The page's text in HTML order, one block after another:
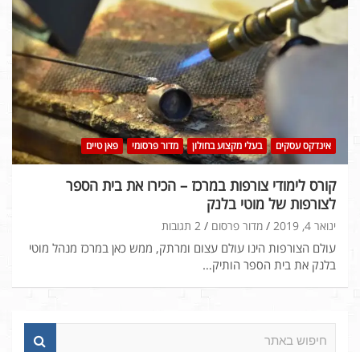
אינדקס עסקים בעלי מקצוע בחולון מדור פרסומי פאן טיים
קורס לימודי צורפות במרכז – הכירו את בית הספר
לצורפות של מוטי בלנק
ינואר 4, 2019 מדור פרסום 2 תגובות
עולם הצורפות הינו עולם עצום ומרתק, ממש כאן במרכז מנהל מוטי
בלנק את בית הספר הותיק…